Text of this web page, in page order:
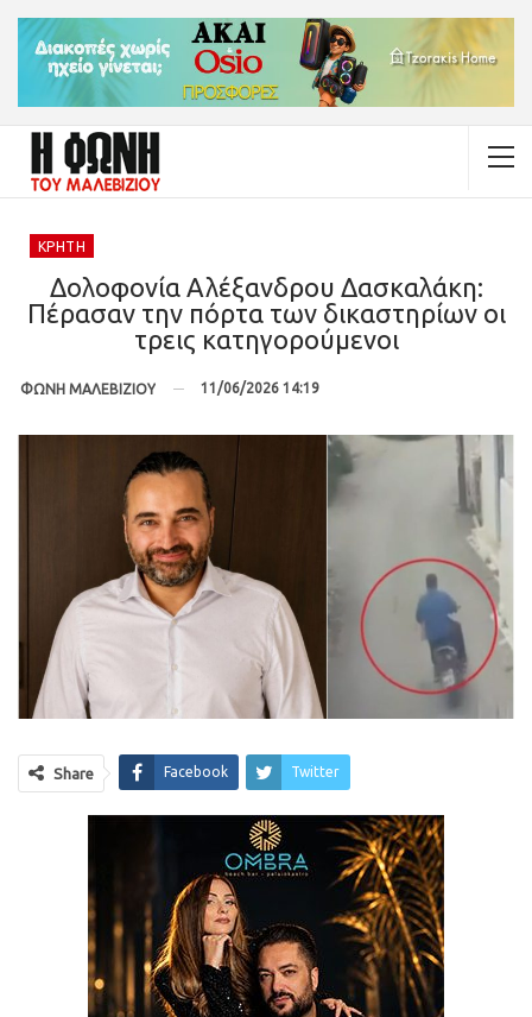
ΚΡΉΤΗ
Δολοφονία Αλέξανδρου Δασκαλάκη:
Πέρασαν την πόρτα των δικαστηρίων οι
τρεις κατηγορούμενοι
ΦΩΝΗ ΜΑΛΕΒΙΖΙΟΥ 11/06/2026 14:19
Share Facebook Twitter